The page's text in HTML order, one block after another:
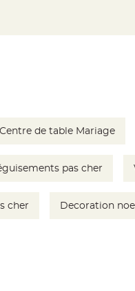
Centre de table Mariage
pas cher
cher Decoration